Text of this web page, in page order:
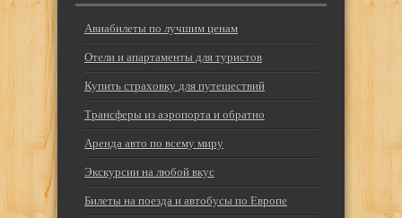
Авиабилеты по лучшим ценам
Отели и апартаменты для туристов
Купить страховку для путешествий
Трансферы из аэропорта и обратно
Аренда авто по всему миру
Экскурсии на любой вкус
Билеты на поезда и автобусы по Европе